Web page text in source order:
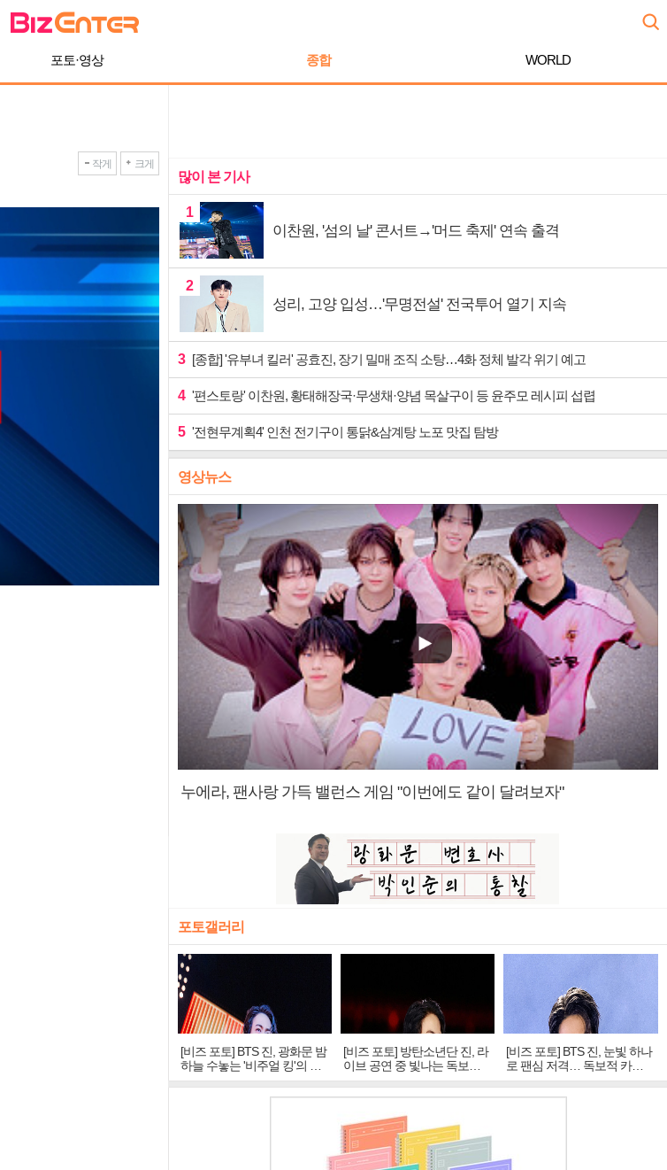
포토·영상 종합 WORLD
작게 크게
많이 본 기사
1
이찬원, '섬의 날' 콘서트→'머드 축제' 연속 출격
2
성리, 고양 입성…'무명전설' 전국투어 열기 지속
3 [종합] '유부녀 킬러' 공효진, 장기 밀매 조직 소탕…4화 정체 발각 위기 예고
4 '편스토랑' 이찬원, 황태해장국·무생채·양념 목살구이 등 윤주모 레시피 섭렵
5 '전현무계획4' 인천 전기구이 통닭&삼계탕 노포 맛집 탐방
영상뉴스
누에라, 팬사랑 가득 밸런스 게임 "이번에도 같이 달려보자"
포토갤러리
[비즈 포토] BTS 진, 광화문 밤
하늘 수놓는 '비주얼 킹'의 열
창
[비즈 포토] 방탄소년단 진, 라
이브 공연 중 빛나는 독보적
아우라
[비즈 포토] BTS 진, 눈빛 하나
로 팬심 저격… 독보적 카리
스마